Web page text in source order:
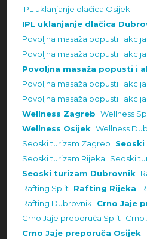
IPL uklanjanje dlačica Osijek
IPL uklanjanje dlačica
Povoljna masaža popusti i
Povoljna masaža popusti i
Povoljna masaža popusti i
Povoljna masaža popusti i
Povoljna masaža popusti i
Wellness Zagreb Wellness
Wellness Osijek Wellness
Seoski turizam Zagreb
Seoski turizam Rijeka
Seoski
Seoski turizam Dubrovnik
Rafting Split Rafting Rijeka
Rafting Dubrovnik Crno Jaje
Crno Jaje preporuča Split Crno
Crno Jaje preporuča Osijek